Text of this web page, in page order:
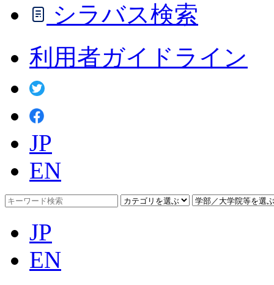
シラバス検索
利用者ガイドライン
JP
EN
JP
EN